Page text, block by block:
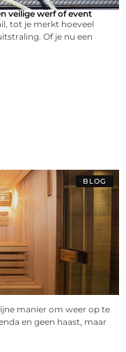
veilige werf of event
tot je merkt hoeveel
Of je nu een
BLOG
manier om weer op te
en geen haast, maar